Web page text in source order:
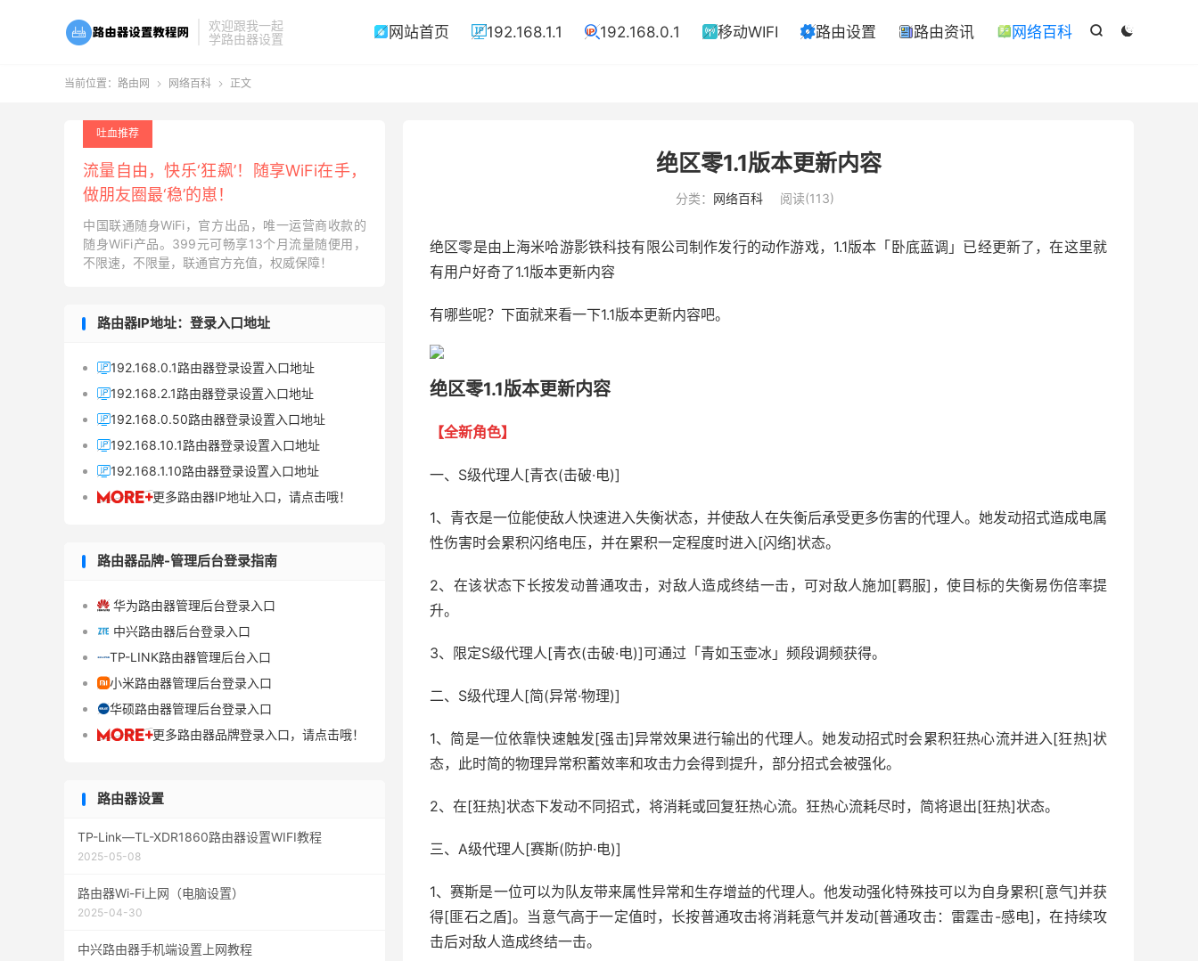
欢迎跟我一起
学路由器设置


 网站首页 192.168.1.1 192.168.0.1 移动WIFI 路由设置 ￋ路由资讯  网络百科
当前位置： 路由网  网络百科  正文
绝区零1.1版本更新内容
分类： 网络百科 阅读(113)
绝区零是由上海米哈游影铁科技有限公司制作发行的动作游戏，1.1版本「卧底蓝调」已经更新了，在这里就
有用户好奇了1.1版本更新内容
有哪些呢？下面就来看一下1.1版本更新内容吧。
绝区零1.1版本更新内容
【全新角色】
一、S级代理人[青衣(击破·电)]
1、青衣是一位能使敌人快速进入失衡状态，并使敌人在失衡后承受更多伤害的代理人。她发动招式造成电属
性伤害时会累积闪络电压，并在累积一定程度时进入[闪络]状态。
2、在该状态下长按发动普通攻击，对敌人造成终结一击，可对敌人施加[羁服]，使目标的失衡易伤倍率提
升。
3、限定S级代理人[青衣(击破·电)]可通过「青如玉壶冰」频段调频获得。
二、S级代理人[简(异常·物理)]
1、简是一位依靠快速触发[强击]异常效果进行输出的代理人。她发动招式时会累积狂热心流并进入[狂热]状
态，此时简的物理异常积蓄效率和攻击力会得到提升，部分招式会被强化。
2、在[狂热]状态下发动不同招式，将消耗或回复狂热心流。狂热心流耗尽时，简将退出[狂热]状态。
三、A级代理人[赛斯(防护·电)]
1、赛斯是一位可以为队友带来属性异常和生存增益的代理人。他发动强化特殊技可以为自身累积[意气]并获
得[匪石之盾]。当意气高于一定值时，长按普通攻击将消耗意气并发动[普通攻击：雷霆击-感电]，在持续攻
击后对敌人造成终结一击。
吐血推荐
流量自由，快乐‘狂飙’！随享WiFi在手，
做朋友圈最‘稳’的崽！
中国联通随身WiFi，官方出品，唯一运营商收款的
随身WiFi产品。399元可畅享13个月流量随便用，
不限速，不限量，联通官方充值，权威保障！
路由器IP地址：登录入口地址
192.168.0.1路由器登录设置入口地址
192.168.2.1路由器登录设置入口地址
192.168.0.50路由器登录设置入口地址
192.168.10.1路由器登录设置入口地址
192.168.1.10路由器登录设置入口地址
更多路由器IP地址入口，请点击哦！
路由器品牌-管理后台登录指南
 华为路由器管理后台登录入口
 中兴路由器后台登录入口
TP-LINK路由器管理后台入口
小米路由器管理后台登录入口
华硕路由器管理后台登录入口
更多路由器品牌登录入口，请点击哦！
路由器设置
TP-Link—TL-XDR1860路由器设置WIFI教程
2025-05-08
路由器Wi-Fi上网（电脑设置）
2025-04-30
中兴路由器手机端设置上网教程